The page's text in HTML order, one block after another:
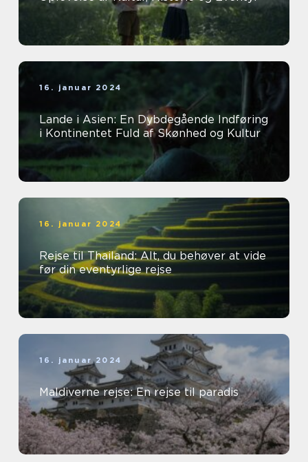
16. januar 2024
Lande i Asien: En Dybdegående Indføring
i Kontinentet Fuld af Skønhed og Kultur
16. januar 2024
Rejse til Thailand: Alt, du behøver at vide
før din eventyrlige rejse
16. januar 2024
Maldiverne rejse: En rejse til paradis